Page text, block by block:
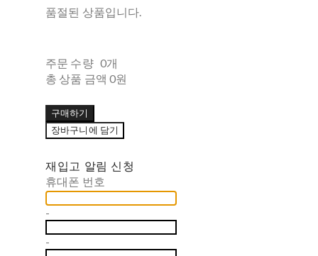
품절된 상품입니다.
주문 수량 0개
총 상품 금액 0원
구매하기
장바구니에 담기
재입고 알림 신청
휴대폰 번호
-
-